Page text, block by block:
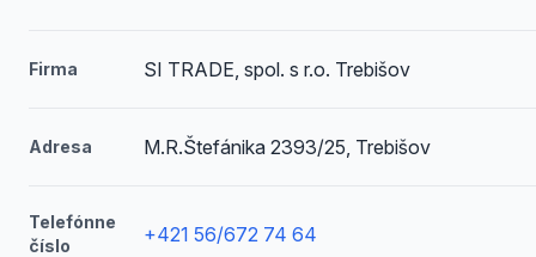
Firma SI TRADE, spol. s r.o. Trebišov
Adresa M.R.Štefánika 2393/25, Trebišov
Telefónne
číslo
+421 56/672 74 64